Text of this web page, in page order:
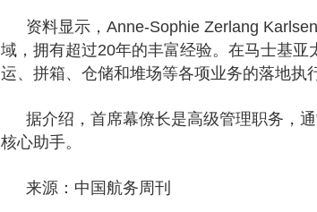
资料显示，Anne-Sophie Zerlang
域，拥有超过20年的丰富经验。在马士基
运、拼箱、仓储和堆场等各项业务的落地执
据介绍，首席幕僚长是高级管理职务，
核心助手。
来源：中国航务周刊